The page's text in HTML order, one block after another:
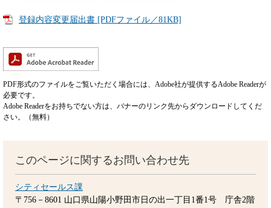
登録内容変更届出書 [PDFファイル／81KB]
PDF形式のファイルをご覧いただく場合には、Adobe社が提供するAdobe Readerが
必要です。
Adobe Readerをお持ちでない方は、バナーのリンク先からダウンロードしてくだ
さい。（無料）
このページに関するお問い合わせ先
シティセールス課
〒756－8601 山口県山陽小野田市日の出一丁目1番1号 庁舎2階